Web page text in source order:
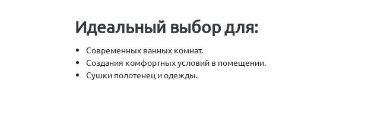
Идеальный выбор для:
Современных ванных комнат.
Создания комфортных условий в помещении.
Сушки полотенец и одежды.